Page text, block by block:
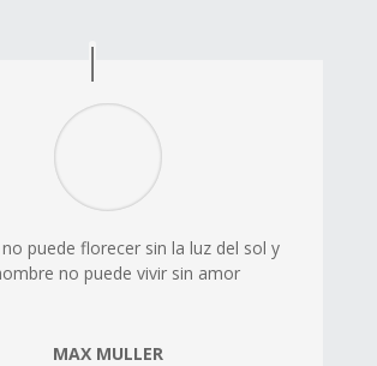
puede florecer sin la luz del sol y
no puede vivir sin amor
MAX MULLER